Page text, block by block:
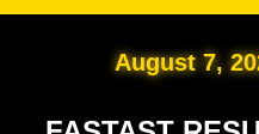
August 7,